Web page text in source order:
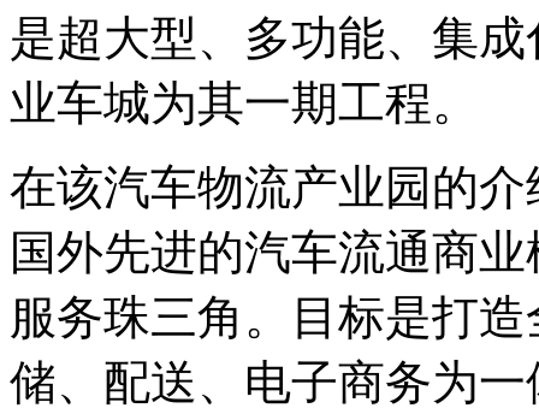
是超大型、多功能、集
业车城为其一期工程。
在该汽车物流产业园的
国外先进的汽车流通商
服务珠三角。目标是打
储、配送、电子商务为